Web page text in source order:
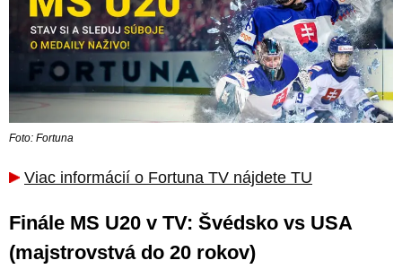
Foto: Fortuna
Viac informácií o Fortuna TV nájdete TU
Finále MS U20 v TV: Švédsko vs USA
(majstrovstvá do 20 rokov)